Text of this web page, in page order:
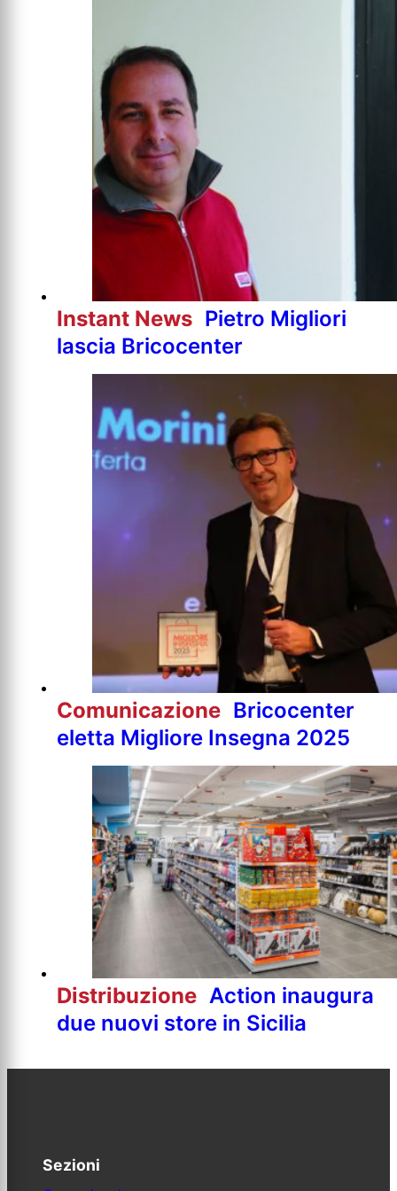
Instant News Pietro Migliori
lascia Bricocenter
Comunicazione Bricocenter
eletta Migliore Insegna 2025
Distribuzione Action inaugura
due nuovi store in Sicilia
Sezioni